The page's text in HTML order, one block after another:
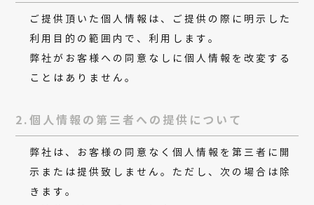
ご提供頂いた個人情報は、ご提供の際に明示した
利用目的の範囲内で、利用します。
弊社がお客様への同意なしに個人情報を改変する
ことはありません。
2.個人情報の第三者への提供について
弊社は、お客様の同意なく個人情報を第三者に開
示または提供致しません。ただし、次の場合は除
きます。